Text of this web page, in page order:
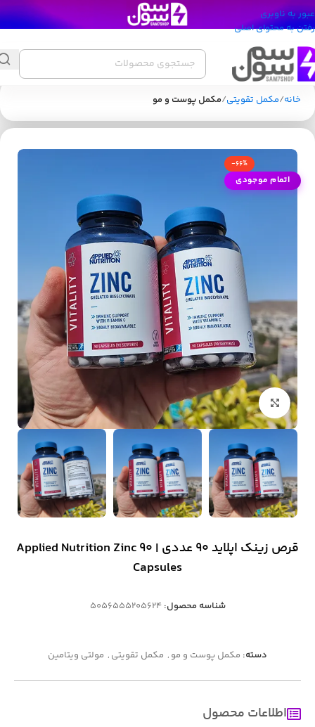
عبور به ناوبری
رفتن به محتوای اصلی
خانه مکمل تقویتی مکمل پوست و مو
-66%
اتمام موجودی
بزرگنمایی تصویر
قرص زینک اپلاید 90 عددی | Applied Nutrition Zinc 90
Capsules
شناسه محصول:5056555205624
دسته: مکمل پوست و مو , مکمل تقویتی , مولتی ویتامین
اطلاعات محصول